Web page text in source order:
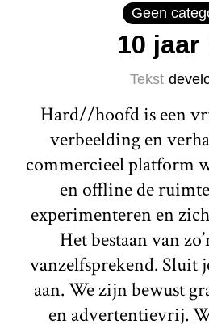
Geen
10 jaar
Tekst
Hard//hoofd is een
verbeelding en
commercieel platform
en offline de
experimenteren en
Het bestaan van
vanzelfsprekend. Sluit
aan. We zijn bewust
en advertentievrij.